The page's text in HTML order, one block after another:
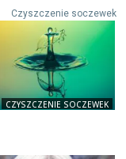
Czyszczenie soczewek
CZYSZCZENIE SOCZEWEK